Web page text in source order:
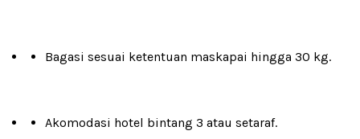
Bagasi sesuai ketentuan maskapai hingga 30 kg.
Akomodasi hotel bintang 3 atau setaraf.